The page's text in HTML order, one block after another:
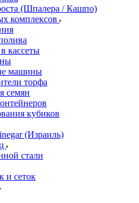
(Шпалера / Кашпо)
комплексов
кассеты
машины
торфа
семян
кубиков
(Израиль)
стали
и сеток